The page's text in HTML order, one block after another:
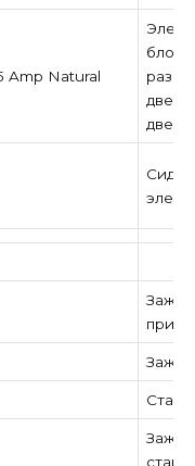
Amp Natural
двери
старт)